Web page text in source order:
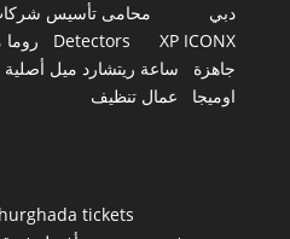
دبي
محامى تأسيس
Detectors
XP ICONX
جاهزة
ساعة ريتشارد ميل أصلية
اوميجا
عمال تنظيف
tickets